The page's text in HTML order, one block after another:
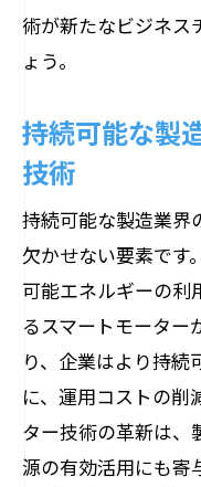
ターの力
小型化技
モーター
チャンス
軽量化によ
フレキシ
ーター
小型軽量
術が新たなビジネス
ょう。
持続可能な製
技術
持続可能な製造業界
欠かせない要素です
可能エネルギーの利
るスマートモーター
り、企業はより持
に、運用コストの削
ター技術の革新は、
源の有効活用にも寄